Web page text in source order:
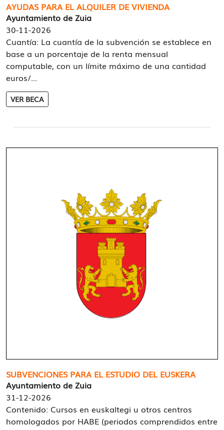
AYUDAS PARA EL ALQUILER DE VIVIENDA
Ayuntamiento de Zuia
30-11-2026
Cuantía: La cuantía de la subvención se establece en
base a un porcentaje de la renta mensual
computable, con un límite máximo de una cantidad
euros/...
VER BECA
SUBVENCIONES PARA EL ESTUDIO DEL EUSKERA
Ayuntamiento de Zuia
31-12-2026
Contenido: Cursos en euskaltegi u otros centros
homologados por HABE (periodos comprendidos entre